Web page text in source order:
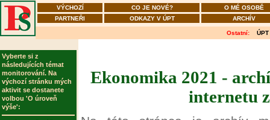
VÝCHOZÍ CO JE NOVÉ?
O MÉ OSOBĚ
PARTNEŘI
ODKAZY V ÚPT ARCHÍV
Ostatní: ÚPT
Vyberte si z
následujících témat
monitorování. Na
výchozí stránku mých
aktivit se dostanete
volbou 'O úroveň
výše':
Ekonomika 2021 -
internetu